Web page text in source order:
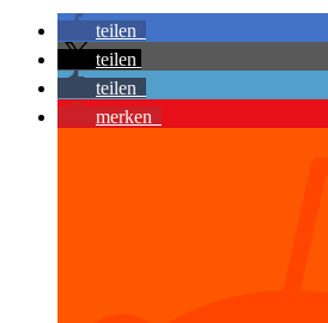
teilen
teilen
teilen
merken